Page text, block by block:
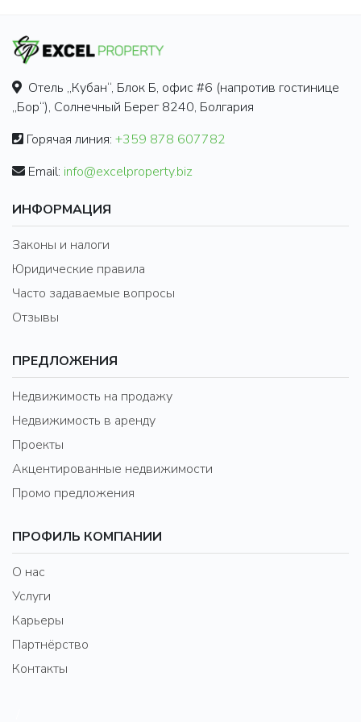
Отель „Кубан“, Блок Б, офис #6 (напротив гостинице
„Бор“), Солнечный Берег 8240, Болгария
Горячая линия: +359 878 607782
Email: info@excelproperty.biz
ИНФОРМАЦИЯ
Законы и налоги
Юридические правила
Часто задаваемые вопросы
Отзывы
ПРЕДЛОЖЕНИЯ
Недвижимость на продажу
Недвижимость в аренду
Проекты
Акцентированные недвижимости
Промо предложения
ПРОФИЛЬ КОМПАНИИ
О нас
Услуги
Карьеры
Партнёрство
Контакты